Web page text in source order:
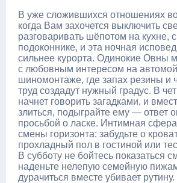
В уже сложившихся отношениях
когда Вам захочется выключить
разговаривать шёпотом на кухне,
подоконнике, и эта ночная
сильнее курорта. Одинокие Овны
с любовным интересом на
шиномонтаже, где запах резины и
труд создадут нужный градус. В
начнет говорить загадками, и
злиться, подыграйте ему — ответ
просьбой о ласке. Интимная
смены горизонта: забудьте о
прохладный пол в гостиной или
В субботу не бойтесь показаться
наденьте нелепую семейную
дурачиться вместе убивает рутину.